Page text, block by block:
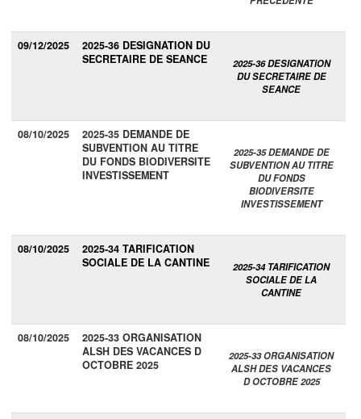
09/12/2025
2025-36 DESIGNATION DU
SECRETAIRE DE SEANCE
2025-36 DESIGNATION
DU SECRETAIRE DE
SEANCE
08/10/2025
2025-35 DEMANDE DE
SUBVENTION AU TITRE
DU FONDS BIODIVERSITE
INVESTISSEMENT
2025-35 DEMANDE DE
SUBVENTION AU TITRE
DU FONDS
BIODIVERSITE
INVESTISSEMENT
08/10/2025
2025-34 TARIFICATION
SOCIALE DE LA CANTINE
2025-34 TARIFICATION
SOCIALE DE LA
CANTINE
08/10/2025
2025-33 ORGANISATION
ALSH DES VACANCES D
OCTOBRE 2025
2025-33 ORGANISATION
ALSH DES VACANCES
D OCTOBRE 2025